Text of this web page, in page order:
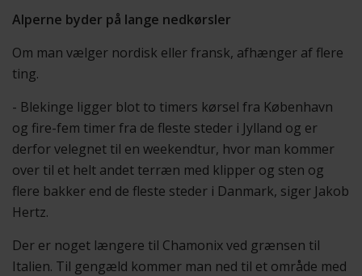
Alperne byder på lange nedkørsler
Om man vælger nordisk eller fransk, afhænger af flere
ting.
- Blekinge ligger blot to timers kørsel fra København
og fire-fem timer fra de fleste steder i Jylland og er
derfor velegnet til en weekendtur, hvor man kommer
over til et helt andet terræn med klipper og sten og
flere bakker end de fleste steder i Danmark, siger Jakob
Hertz.
Der er noget længere til Chamonix ved grænsen til
Italien. Til gengæld kommer man ned til et område med